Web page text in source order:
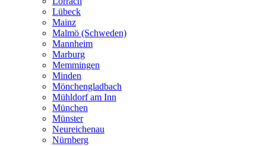
Lübeck
Mainz
Malmö (Schweden)
Mannheim
Marburg
Memmingen
Minden
Mönchengladbach
Mühldorf am Inn
München
Münster
Neureichenau
Nürnberg